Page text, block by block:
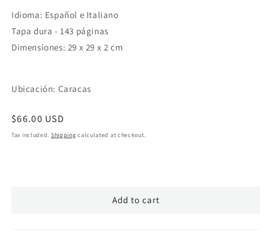
Idioma: Español e Italiano
Tapa dura - 143 páginas
Dimensiones: 29 x 29 x 2 cm
Ubicación: Caracas
Regular
price
$66.00 USD
Tax included. Shipping calculated at checkout.
Add to cart